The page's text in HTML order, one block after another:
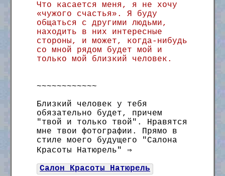
Что касается меня, я не хочу
«чужого счастья». Я буду
общаться с другими людьми,
находить в них интересные
стороны, и может, когда-нибудь
со мной рядом будет мой и
только мой близкий человек.
~~~~~~~~~~~~
Близкий человек у тебя
обязательно будет, причем
"твой и только твой". Нравятся
мне твои фотографии. Прямо в
стиле моего будущего "Салона
Красоты Натюрель" ⇒
Салон Красоты Натюрель